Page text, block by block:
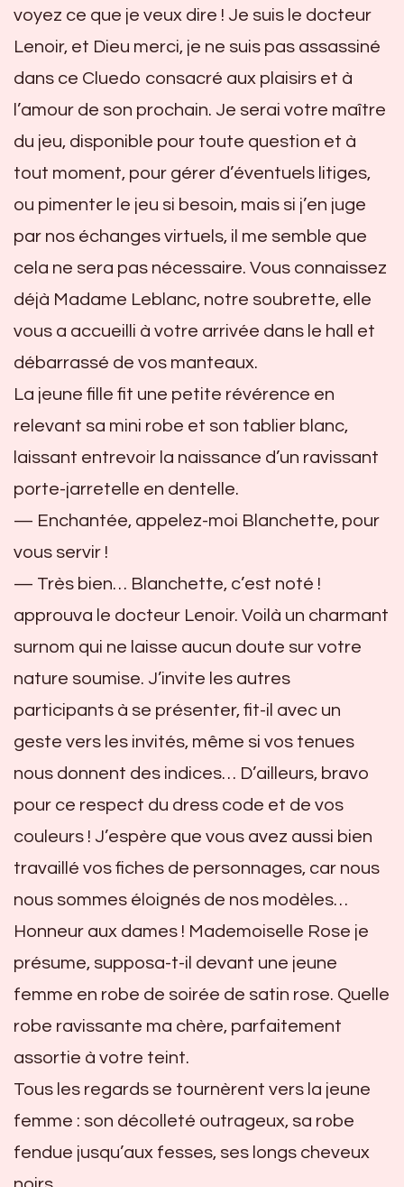
voyez ce que je veux dire ! Je suis le docteur
Lenoir, et Dieu merci, je ne suis pas assassiné
dans ce Cluedo consacré aux plaisirs et à
l’amour de son prochain. Je serai votre maître
du jeu, disponible pour toute question et à
tout moment, pour gérer d’éventuels litiges,
ou pimenter le jeu si besoin, mais si j’en juge
par nos échanges virtuels, il me semble que
cela ne sera pas nécessaire. Vous connaissez
déjà Madame Leblanc, notre soubrette, elle
vous a accueilli à votre arrivée dans le hall et
débarrassé de vos manteaux.
La jeune fille fit une petite révérence en
relevant sa mini robe et son tablier blanc,
laissant entrevoir la naissance d’un ravissant
porte-jarretelle en dentelle.
— Enchantée, appelez-moi Blanchette, pour
vous servir !
— Très bien… Blanchette, c’est noté !
approuva le docteur Lenoir. Voilà un charmant
surnom qui ne laisse aucun doute sur votre
nature soumise. J’invite les autres
participants à se présenter, fit-il avec un
geste vers les invités, même si vos tenues
nous donnent des indices… D’ailleurs, bravo
pour ce respect du dress code et de vos
couleurs ! J’espère que vous avez aussi bien
travaillé vos fiches de personnages, car nous
nous sommes éloignés de nos modèles…
Honneur aux dames ! Mademoiselle Rose je
présume, supposa-t-il devant une jeune
femme en robe de soirée de satin rose. Quelle
robe ravissante ma chère, parfaitement
assortie à votre teint.
Tous les regards se tournèrent vers la jeune
femme : son décolleté outrageux, sa robe
fendue jusqu’aux fesses, ses longs cheveux